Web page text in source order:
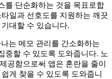
를 단순화하는 것을 목표로합
일과 선호도를 지원하는 깨끗
대할 수 있습니다.
는 메모 관리를 간소화하는
중할 수 있도록 도와줍니다. 노
공함으로써 앱은 혼란을 줄이
게 ​​찾을 수 있도록 도와줍니